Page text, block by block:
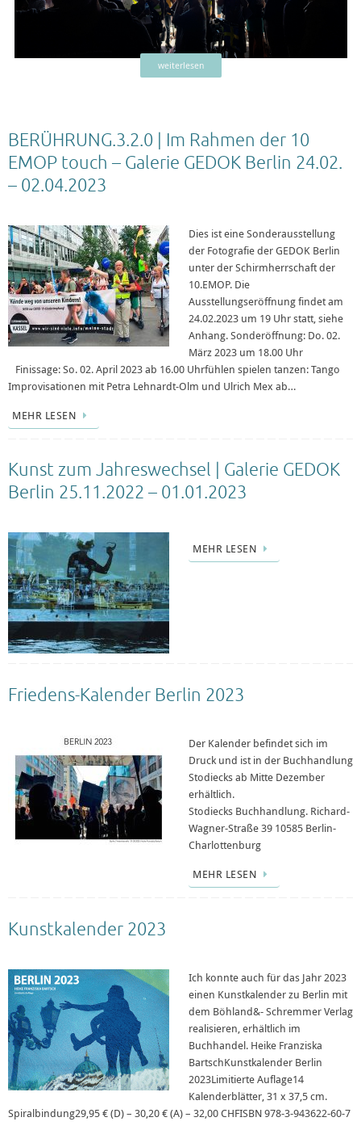
weiterlesen
BERÜHRUNG.3.2.0 | Im Rahmen der 10
EMOP touch – Galerie GEDOK Berlin 24.02.
– 02.04.2023
Dies ist eine Sonderausstellung
der Fotografie der GEDOK Berlin
unter der Schirmherrschaft der
10.EMOP. Die
Ausstellungseröffnung findet am
24.02.2023 um 19 Uhr statt, siehe
Anhang. Sonderöffnung: Do. 02.
März 2023 um 18.00 Uhr
Finissage: So. 02. April 2023 ab 16.00 Uhrfühlen spielen tanzen: Tango
Improvisationen mit Petra Lehnardt-Olm und Ulrich Mex ab…
MEHR LESEN
Kunst zum Jahreswechsel | Galerie GEDOK
Berlin 25.11.2022 – 01.01.2023
MEHR LESEN
Friedens-Kalender Berlin 2023
Der Kalender befindet sich im
Druck und ist in der Buchhandlung
Stodiecks ab Mitte Dezember
erhältlich.
Stodiecks Buchhandlung. Richard-
Wagner-Straße 39 10585 Berlin-
Charlottenburg
MEHR LESEN
Kunstkalender 2023
Ich konnte auch für das Jahr 2023
einen Kunstkalender zu Berlin mit
dem Böhland&- Schremmer Verlag
realisieren, erhältlich im
Buchhandel. Heike Franziska
BartschKunstkalender Berlin
2023Limitierte Auflage14
Kalenderblätter, 31 x 37,5 cm.
Spiralbindung29,95 € (D) – 30,20 € (A) – 32,00 CHFISBN 978-3-943622-60-7